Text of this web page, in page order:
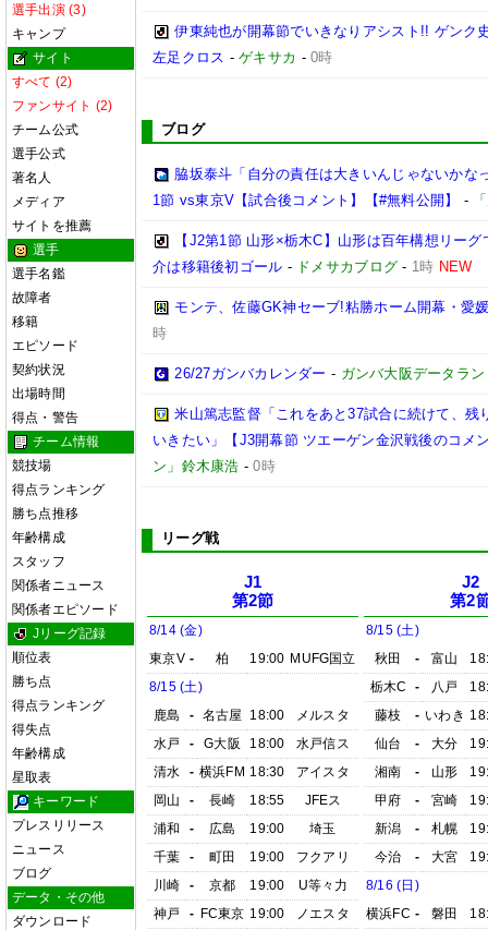
選手出演 (3)
キャンプ
サイト
すべて (2)
ファンサイト (2)
チーム公式
選手公式
著名人
メディア
サイトを推薦
選手
選手名鑑
故障者
移籍
エピソード
契約状況
出場時間
得点・警告
チーム情報
競技場
得点ランキング
勝ち点推移
年齢構成
スタッフ
関係者ニュース
関係者エピソード
Jリーグ記録
順位表
勝ち点
得点ランキング
得失点
年齢構成
星取表
キーワード
プレスリリース
ニュース
ブログ
データ・その他
ダウンロード
伊東純也が開幕節でいきなりアシスト!! ゲンク
左足クロス -ゲキサカ -0時
ブログ
脇坂泰斗「自分の責任は大きいんじゃないか
1節 vs東京V【試合後コメント】【#無料公開】
-
【J2第1節 山形×栃木C】山形は百年構想リー
介は移籍後初ゴール - ドメサカブログ - 1時 NEW
モンテ、佐藤GK神セーブ!粘勝ホーム開幕・愛
時
26/27ガンバカレンダー - ガンバ大阪データラ
米山篤志監督「これをあと37試合に続けて、
いきたい」【J3開幕節 ツエーゲン金沢戦後のコメ
ン」鈴木康浩 -0時
リーグ戦
J1
第2節
8/14 (金)
東京V - 柏 19:00 MUFG国立
8/15 (土)
鹿島
- 名古屋 18:00
メルスタ
水戸
- G大阪 18:00
水戸信ス
清水
- 横浜FM 18:30
アイスタ
岡山
- 長崎 18:55
JFEス
浦和
- 広島 19:00
埼玉
千葉
- 町田 19:00
フクアリ
川崎
- 京都 19:00
U等々力
神戸
- FC東京 19:00
ノエスタ
J2
第2
8/15 (土)
秋田
- 富山
栃木C
- 八戸
藤枝
- いわき
仙台
- 大分
湘南
- 山形
甲府
- 宮崎
新潟
- 札幌
今治
- 大宮
8/16 (日)
横浜FC - 磐田